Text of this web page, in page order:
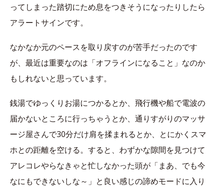
ってしまった踏切にため息をつきそうになったりしたら
アラートサインです。
なかなか元のペースを取り戻すのが苦手だったのです
が、最近は重要なのは「オフラインになること」なのか
もしれないと思っています。
銭湯でゆっくりお湯につかるとか、飛行機や船で電波の
届かないところに行っちゃうとか、通りすがりのマッサ
ージ屋さんで30分だけ肩を揉まれるとか、とにかくスマ
ホとの距離を空ける。すると、わずかな隙間を見つけて
アレコレやらなきゃと忙しなかった頭が「まあ、でも今
なにもできないしな～」と良い感じの諦めモードに入り